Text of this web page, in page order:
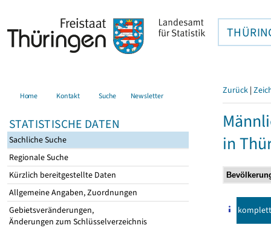
Home Kontakt Suche Newsletter
STATISTISCHE DATEN
Sachliche Suche
Regionale Suche
Kürzlich bereitgestellte Daten
Allgemeine Angaben, Zuordnungen
Gebietsveränderungen,
Änderungen zum Schlüsselverzeichnis
Zurück |
in
komplett